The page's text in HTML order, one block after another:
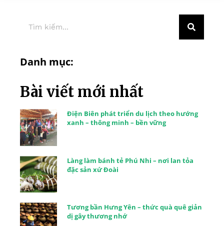
Danh mục:
Bài viết mới nhất
Điện Biên phát triển du lịch theo hướng
xanh – thông minh – bền vững
Làng làm bánh tẻ Phú Nhi – nơi lan tỏa
đặc sản xứ Đoài
Tương bần Hưng Yên – thức quà quê giản
dị gây thương nhớ